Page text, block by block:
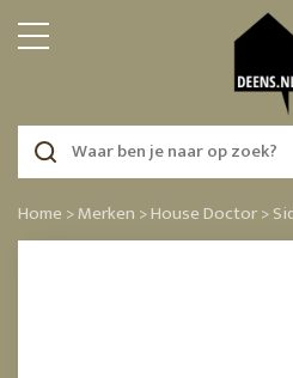
Home >Merken >House Doctor >